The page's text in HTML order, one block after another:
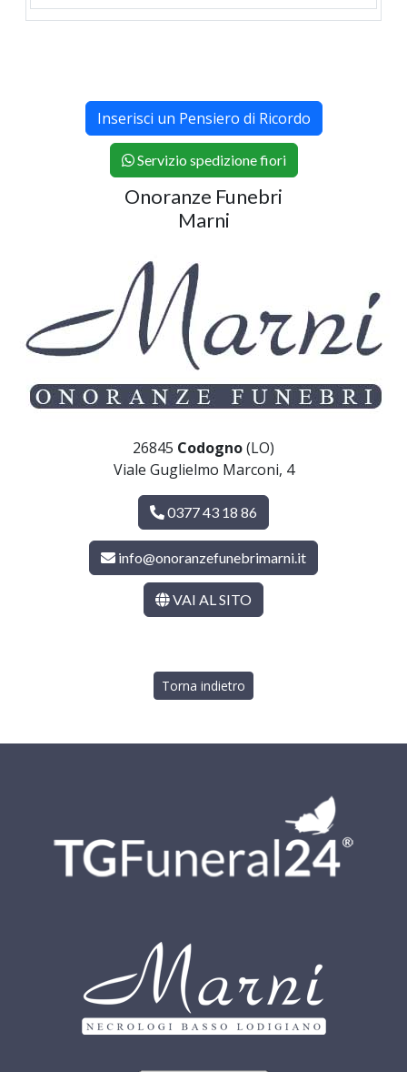
Inserisci un Pensiero di Ricordo
Servizio spedizione fiori
Onoranze Funebri
Marni
26845 Codogno(LO)
Viale Guglielmo Marconi, 4
0377 43 18 86
info@onoranzefunebrimarni.it
VAI AL SITO
Torna indietro